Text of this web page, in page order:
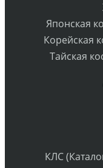
Японская
Корейская
Тайская
КЛС